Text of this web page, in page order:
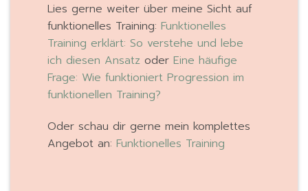
Lies gerne weiter über meine Sicht auf
funktionelles Training: Funktionelles
Training erklärt: So verstehe und lebe
ich diesen Ansatzoder Eine häufige
Frage: Wie funktioniert Progression im
funktionellen Training?
Oder schau dir gerne mein komplettes
Angebot an: Funktionelles Training